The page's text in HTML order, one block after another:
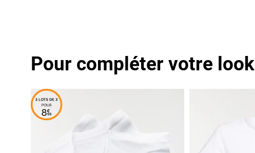
Pour compléter votre look